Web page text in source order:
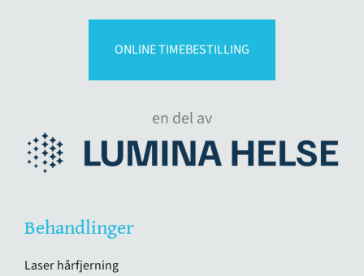
ONLINE TIMEBESTILLING
en del av
Behandlinger
Laser hårfjerning